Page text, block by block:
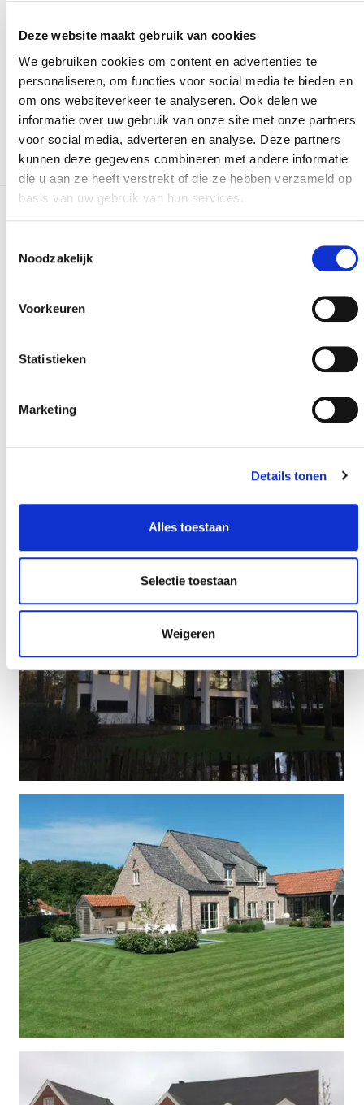
Deze website maakt gebruik van cookies
We gebruiken cookies om content en advertenties te
personaliseren, om functies voor social media te bieden en
om ons websiteverkeer te analyseren. Ook delen we
informatie over uw gebruik van onze site met onze partners
voor social media, adverteren en analyse. Deze partners
kunnen deze gegevens combineren met andere informatie
die u aan ze heeft verstrekt of die ze hebben verzameld op
basis van uw gebruik van hun services.
Noodzakelijk
Voorkeuren
Statistieken
Marketing
Details tonen
Alles toestaan
Selectie toestaan
Weigeren
Bij het invullen van dit formulier gebruiken we je
gegevens enkel om gevolg te geven aan je vraag of
opmerking. Bekijk ons volledig
privacybeleid